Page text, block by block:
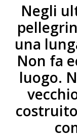
Negli
una
Non fa
luogo.